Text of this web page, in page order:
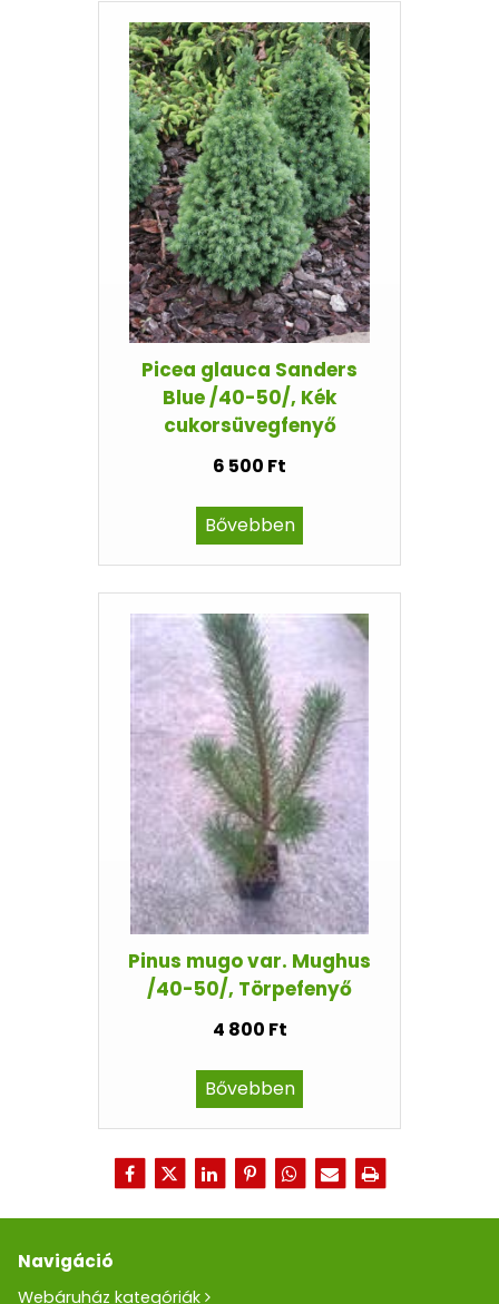
Picea glauca Sanders
Blue /40-50/, Kék
cukorsüvegfenyő
6 500 Ft
Bővebben
Pinus mugo var. Mughus
/40-50/, Törpefenyő
4 800 Ft
Bővebben
Navigáció
Webáruház kategóriák